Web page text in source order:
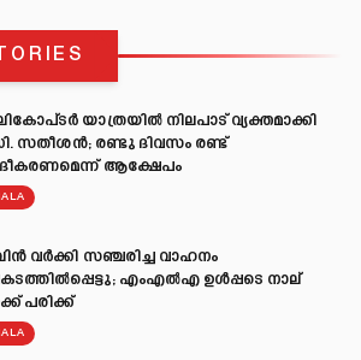
യാത്രയിൽ നിലപാട് വ്യക്തമാക്കി
സതീശൻ; രണ്ടു ദിവസം രണ്ട്
ആക്ഷേപം
വര്‍ക്കി സഞ്ചരിച്ച വാഹനം
എംഎല്‍എ ഉള്‍പ്പടെ നാല്
പരിക്ക്